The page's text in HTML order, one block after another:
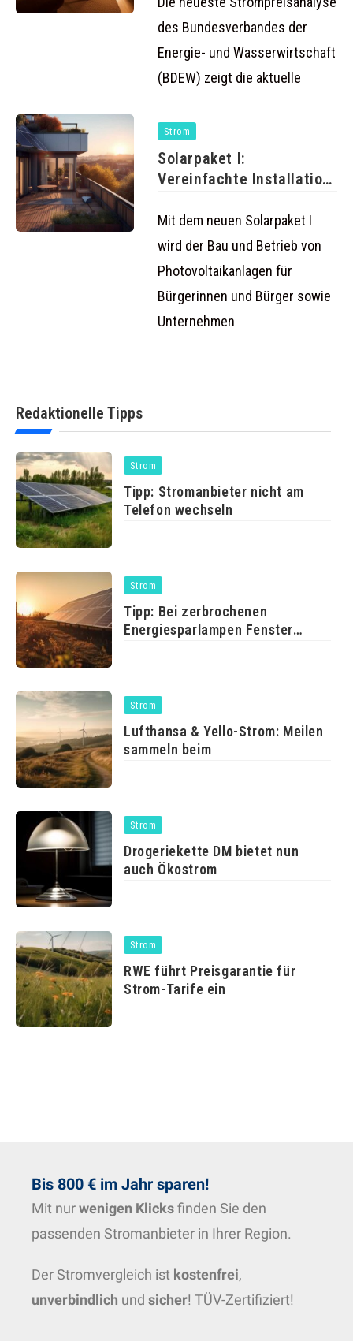
des Bundesverbandes der
Energie- und Wasserwirtschaft
(BDEW) zeigt die aktuelle
Strom
Solarpaket I:
Vereinfachte Installation
und mehr
Mit dem neuen Solarpaket I
wird der Bau und Betrieb von
Photovoltaikanlagen für
Bürgerinnen und Bürger sowie
Unternehmen
Redaktionelle Tipps
Strom
Tipp: Stromanbieter nicht am
Telefon wechseln
Strom
Tipp: Bei zerbrochenen
Energiesparlampen Fenster
Strom
Lufthansa & Yello-Strom: Meilen
sammeln beim
Strom
Drogeriekette DM bietet nun
auch Ökostrom
Strom
RWE führt Preisgarantie für
Strom-Tarife ein
Bis 800 € im Jahr sparen!
Mit nurwenigen Klicksfinden Sie den
passenden Stromanbieter in Ihrer Region.
Der Stromvergleich ist kostenfrei,
unverbindlich und sicher! TÜV-Zertifiziert!